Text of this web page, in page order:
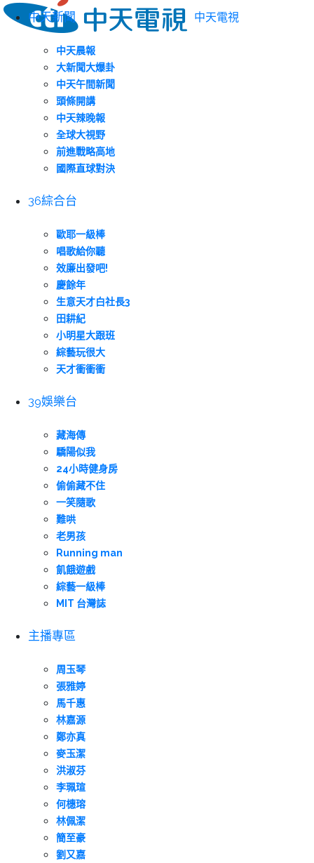
中天電視
中天新聞
中天晨報
大新聞大爆卦
中天午間新聞
頭條開講
中天辣晚報
全球大視野
前進戰略高地
國際直球對決
36綜合台
歐耶一級棒
唱歌給你聽
效廉出發吧!
慶餘年
生意天才白社長3
田耕紀
小明星大跟班
綜藝玩很大
天才衝衝衝
39娛樂台
藏海傳
驕陽似我
24小時健身房
偷偷藏不住
一笑隨歌
難哄
老男孩
Running man
飢餓遊戲
綜藝一級棒
MIT 台灣誌
主播專區
周玉琴
張雅婷
馬千惠
林嘉源
鄭亦真
麥玉潔
洪淑芬
李珮瑄
何橞瑢
林佩潔
簡至豪
劉又嘉